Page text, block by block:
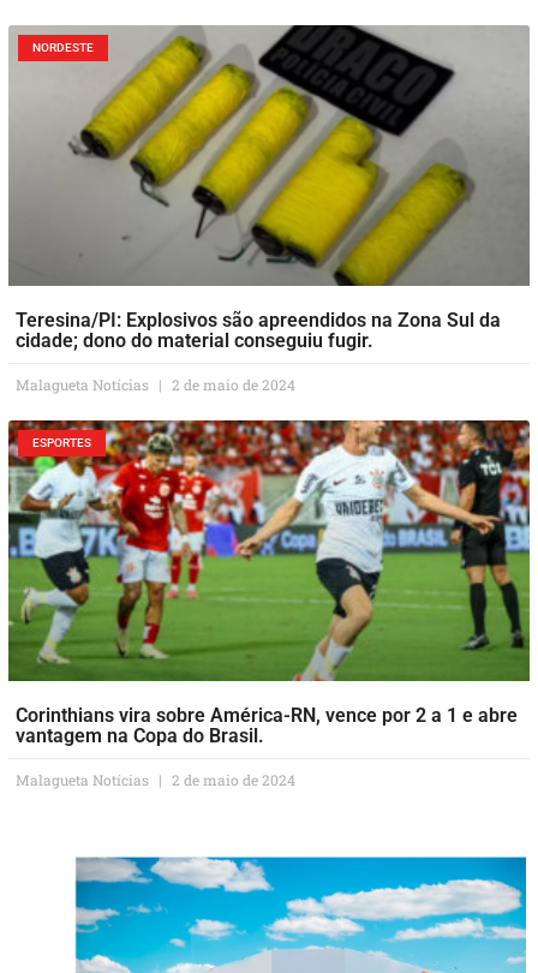
NORDESTE
Teresina/PI: Explosivos são apreendidos na Zona Sul da
cidade; dono do material conseguiu fugir.
Malagueta Notícias 2 de maio de 2024
ESPORTES
Corinthians vira sobre América-RN, vence por 2 a 1 e abre
vantagem na Copa do Brasil.
Malagueta Notícias 2 de maio de 2024